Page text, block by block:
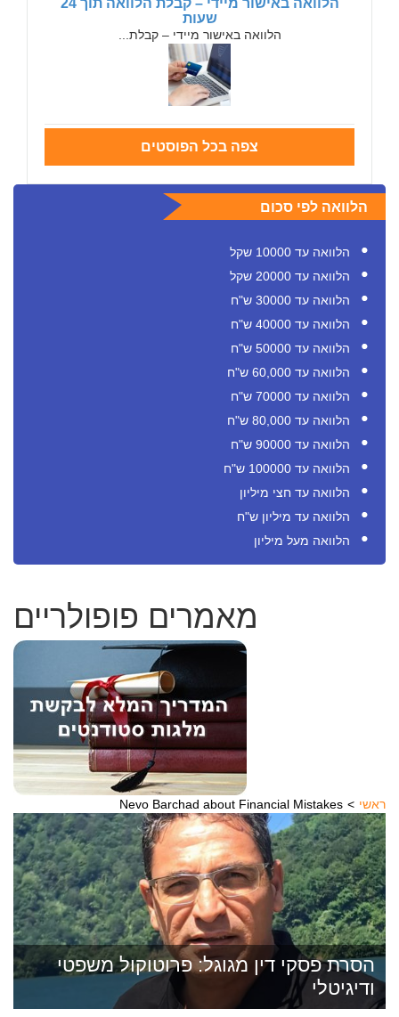
הלוואה באישור מיידי – קבלת הלוואה תוך 24
שעות
הלוואה באישור מיידי – קבלת...
צפה בכל הפוסטים
הלוואה לפי סכום
הלוואה עד 10000 שקל
הלוואה עד 20000 שקל
הלוואה עד 30000 ש"ח
הלוואה עד 40000 ש"ח
הלוואה עד 50000 ש"ח
הלוואה עד 60,000 ש"ח
הלוואה עד 70000 ש"ח
הלוואה עד 80,000 ש"ח
הלוואה עד 90000 ש"ח
הלוואה עד 100000 ש"ח
הלוואה עד חצי מיליון
הלוואה עד מיליון ש"ח
הלוואה מעל מיליון
מאמרים פופולריים
ראשי Nevo Barchad about Financial Mistakes
הסרת פסקי דין מגוגל: פרוטוקול משפטי
ודיגיטלי